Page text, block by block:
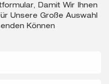
Damit Wir Ihnen
Unsere Große Auswahl
Können